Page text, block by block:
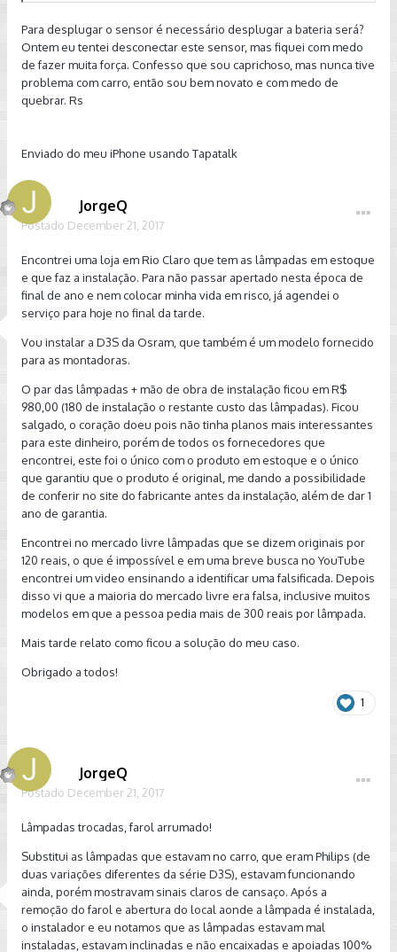
Para desplugar o sensor é necessário desplugar a bateria será?
Ontem eu tentei desconectar este sensor, mas fiquei com medo
de fazer muita força. Confesso que sou caprichoso, mas nunca tive
problema com carro, então sou bem novato e com medo de
quebrar. Rs
Enviado do meu iPhone usando Tapatalk
JorgeQ
Postado December 21, 2017
Encontrei uma loja em Rio Claro que tem as lâmpadas em estoque
e que faz a instalação. Para não passar apertado nesta época de
final de ano e nem colocar minha vida em risco, já agendei o
serviço para hoje no final da tarde.
Vou instalar a D3S da Osram, que também é um modelo fornecido
para as montadoras.
O par das lâmpadas + mão de obra de instalação ficou em R$
980,00 (180 de instalação o restante custo das lâmpadas). Ficou
salgado, o coração doeu pois não tinha planos mais interessantes
para este dinheiro, porém de todos os fornecedores que
encontrei, este foi o único com o produto em estoque e o único
que garantiu que o produto é original, me dando a possibilidade
de conferir no site do fabricante antes da instalação, além de dar 1
ano de garantia.
Encontrei no mercado livre lâmpadas que se dizem originais por
120 reais, o que é impossível e em uma breve busca no YouTube
encontrei um video ensinando a identificar uma falsificada. Depois
disso vi que a maioria do mercado livre era falsa, inclusive muitos
modelos em que a pessoa pedia mais de 300 reais por lâmpada.
Mais tarde relato como ficou a solução do meu caso.
Obrigado a todos!
1
JorgeQ
Postado December 21, 2017
Lâmpadas trocadas, farol arrumado!
Substitui as lâmpadas que estavam no carro, que eram Philips (de
duas variações diferentes da série D3S), estavam funcionando
ainda, porém mostravam sinais claros de cansaço. Após a
remoção do farol e abertura do local aonde a lâmpada é instalada,
o instalador e eu notamos que as lâmpadas estavam mal
instaladas, estavam inclinadas e não encaixadas e apoiadas 100%